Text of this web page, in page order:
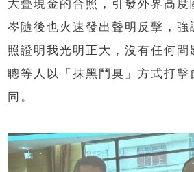
大疊現金的合照，引發外界高度
岑隨後也火速發出聲明反擊，強
照證明我光明正大，沒有任何問
聰等人以「抹黑鬥臭」方式打擊
同。